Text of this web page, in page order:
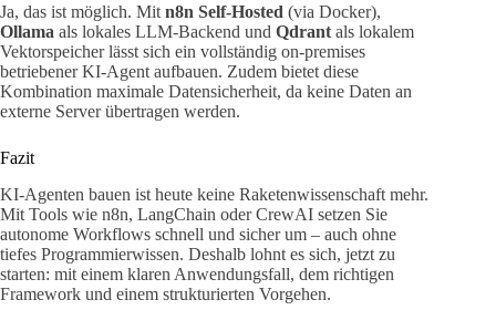
Ja, das ist möglich. Mit n8n Self-Hosted (via Docker),
Ollama als lokales LLM-Backend und Qdrant als lokalem
Vektorspeicher lässt sich ein vollständig on-premises
betriebener KI-Agent aufbauen. Zudem bietet diese
Kombination maximale Datensicherheit, da keine Daten an
externe Server übertragen werden.
Fazit
KI-Agenten bauen ist heute keine Raketenwissenschaft mehr.
Mit Tools wie n8n, LangChain oder CrewAI setzen Sie
autonome Workflows schnell und sicher um – auch ohne
tiefes Programmierwissen. Deshalb lohnt es sich, jetzt zu
starten: mit einem klaren Anwendungsfall, dem richtigen
Framework und einem strukturierten Vorgehen.